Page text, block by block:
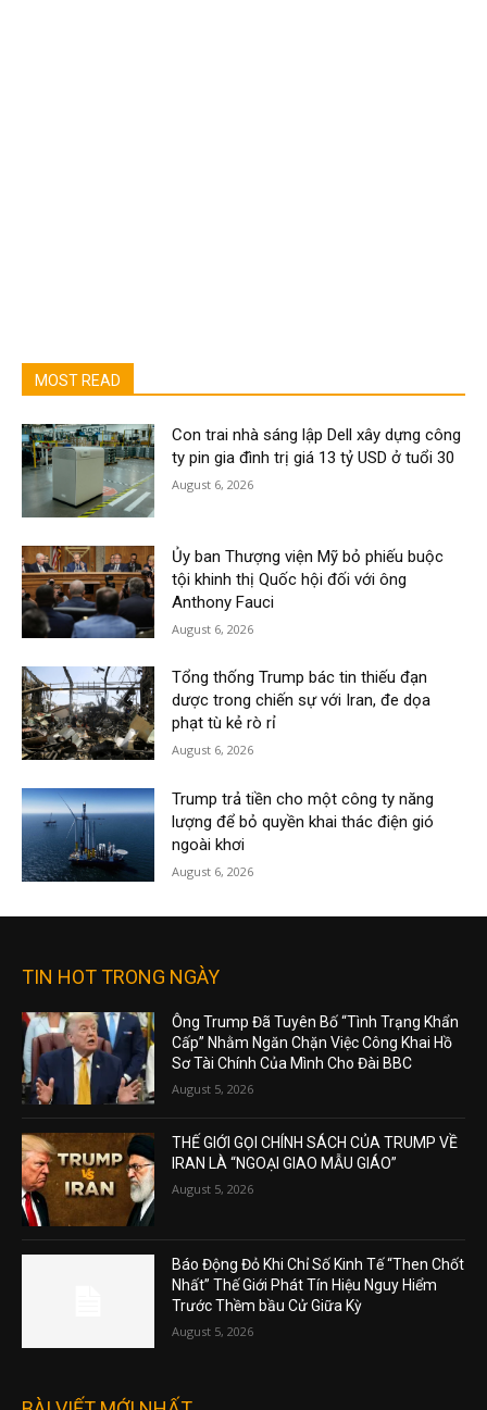
MOST READ
Con trai nhà sáng lập Dell xây dựng công
ty pin gia đình trị giá 13 tỷ USD ở tuổi 30
August 6, 2026
Ủy ban Thượng viện Mỹ bỏ phiếu buộc
tội khinh thị Quốc hội đối với ông
Anthony Fauci
August 6, 2026
Tổng thống Trump bác tin thiếu đạn
dược trong chiến sự với Iran, đe dọa
phạt tù kẻ rò rỉ
August 6, 2026
Trump trả tiền cho một công ty năng
lượng để bỏ quyền khai thác điện gió
ngoài khơi
August 6, 2026
TIN HOT TRONG NGÀY
Ông Trump Đã Tuyên Bố “Tình Trạng Khẩn
Cấp” Nhằm Ngăn Chặn Việc Công Khai Hồ
Sơ Tài Chính Của Mình Cho Đài BBC
August 5, 2026
THẾ GIỚI GỌI CHÍNH SÁCH CỦA TRUMP VỀ
IRAN LÀ “NGOẠI GIAO MẪU GIÁO”
August 5, 2026
Báo Động Đỏ Khi Chỉ Số Kinh Tế “Then Chốt
Nhất” Thế Giới Phát Tín Hiệu Nguy Hiểm
Trước Thềm bầu Cử Giữa Kỳ
August 5, 2026